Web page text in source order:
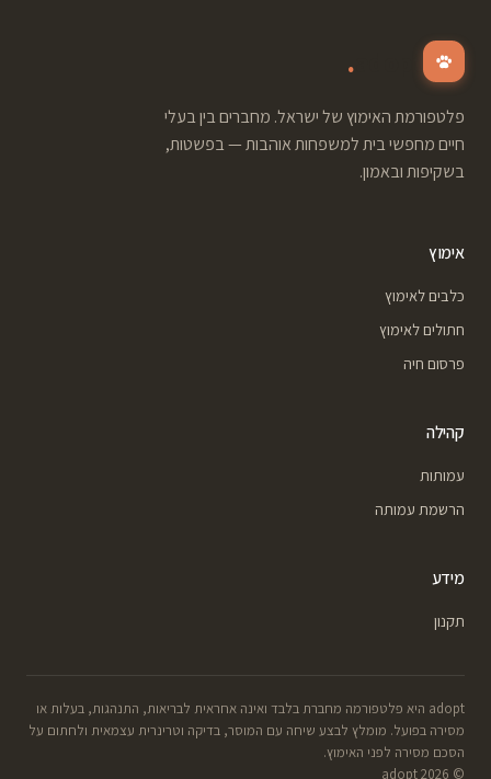
.
פלטפורמת האימוץ של ישראל. מחברים בין בעלי
חיים מחפשי בית למשפחות אוהבות — בפשטות,
בשקיפות ובאמון.
אימוץ
כלבים לאימוץ
חתולים לאימוץ
פרסום חיה
קהילה
עמותות
הרשמת עמותה
מידע
תקנון
adopt היא פלטפורמה מחברת בלבד ואינה אחראית לבריאות, התנהגות, בעלות או
מסירה בפועל. מומלץ לבצע שיחה עם המוסר, בדיקה וטרינרית עצמאית ולחתום על
הסכם מסירה לפני האימוץ.
© 2026 adopt